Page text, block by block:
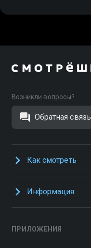
Возникли вопросы?
Обратная связь
Как смотреть
Информация
ПРИЛОЖЕНИЯ